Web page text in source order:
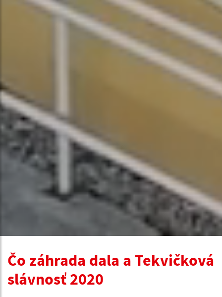
Čo záhrada dala a Tekvičková
slávnosť 2020